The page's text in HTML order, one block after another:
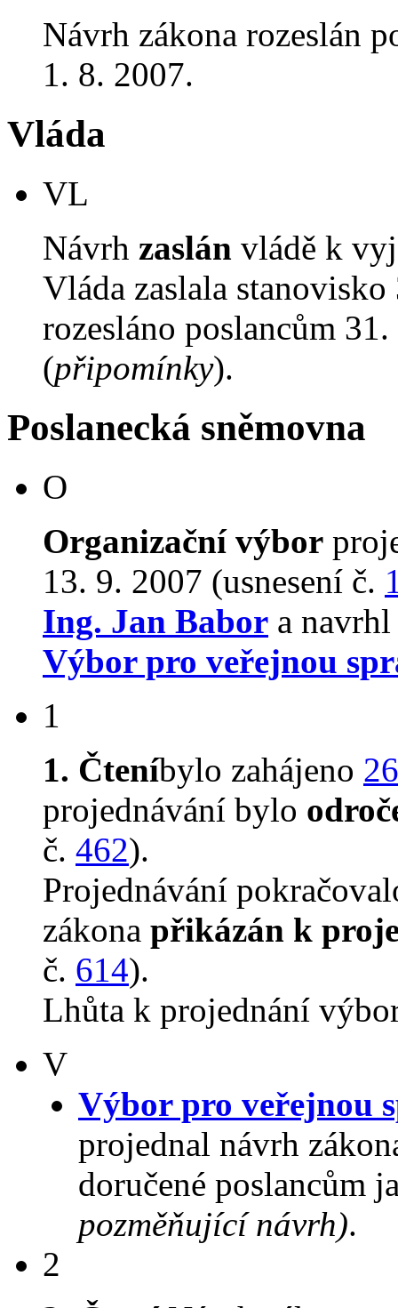
Návrh zákona rozeslán
1. 8. 2007.
Vláda
VL
Návrh zaslán vládě k
Vláda zaslala
rozesláno poslancům
(připomínky).
Poslanecká sněmovna
O
Organizační výbor
13. 9. 2007 (usnesení č.
Ing. Jan Babor a
Výbor pro veřejnou
1
1. Čteníbylo zahájeno
projednávání bylo
č. 462).
Projednávání
zákona přikázán k
č. 614).
Lhůta k projednání
V
Výbor pro veřejnou
projednal návrh
doručené poslancům
pozměňující návrh).
2